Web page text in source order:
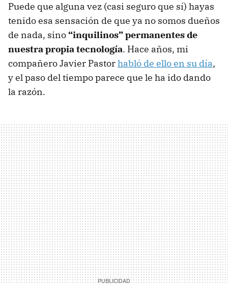
Puede que alguna vez (casi seguro que sí) hayas
tenido esa sensación de que ya no somos dueños
de nada, sino“inquilinos” permanentes de
nuestra propia tecnología. Hace años, mi
compañero Javier Pastorhabló de ello en su día,
y el paso del tiempo parece que le ha ido dando
la razón.